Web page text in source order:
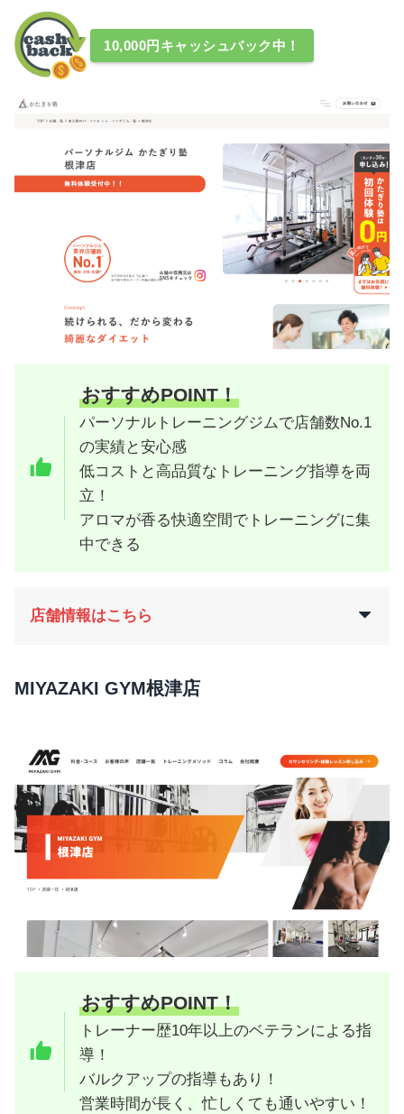
10,000円キャッシュバック中！
おすすめPOINT！
パーソナルトレーニングジムで店舗数No.1
の実績と安心感
低コストと高品質なトレーニング指導を両
立！
アロマが香る快適空間でトレーニングに集
中できる
店舗情報はこちら
MIYAZAKI GYM根津店
おすすめPOINT！
トレーナー歴10年以上のベテランによる指
導！
バルクアップの指導もあり！
営業時間が長く、忙しくても通いやすい！